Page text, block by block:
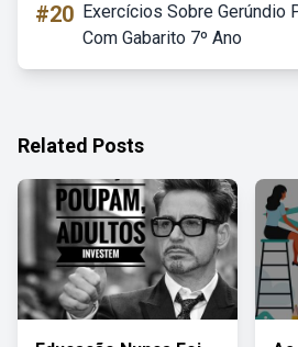
#20 Exercícios Sobre Gerúndio
Com Gabarito 7º Ano
Related Posts